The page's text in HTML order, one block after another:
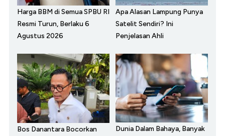
Harga BBM di Semua SPBU RI
Resmi Turun, Berlaku 6
Agustus 2026
Apa Alasan Lampung Punya
Satelit Sendiri? Ini
Penjelasan Ahli
Bos Danantara Bocorkan
Dunia Dalam Bahaya, Banyak